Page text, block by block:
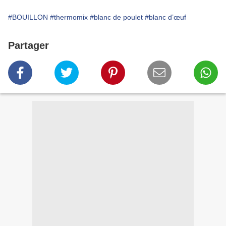
#BOUILLON #thermomix #blanc de poulet #blanc d’œuf
Partager